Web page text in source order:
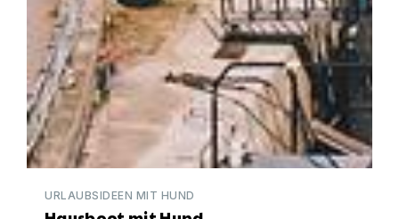
URLAUBSIDEEN MIT HUND